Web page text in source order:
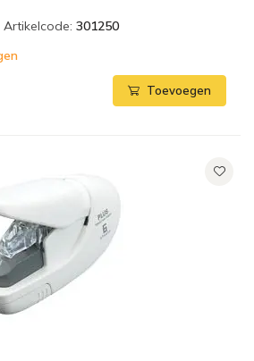
Artikelcode: 301250
Toevoegen